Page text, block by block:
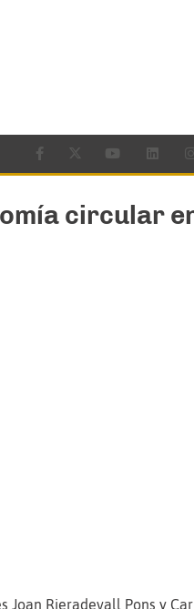
circular
Rieradevall Pons y